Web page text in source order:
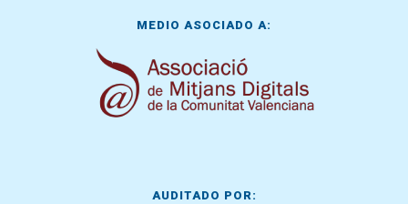
MEDIO ASOCIADO A:
AUDITADO POR: